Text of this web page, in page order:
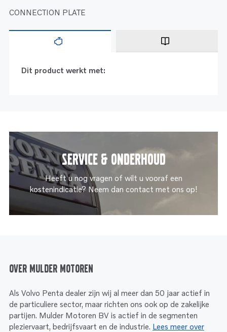
Reman – Industrie
CONNECTION PLATE
Dit product werkt met:
Service & onderhoud
Heeft u nog vragen of wilt u vooraf een
kostenindicatie? Neem dan contact met ons op!
Over Mulder Motoren
Als Volvo Penta dealer zijn wij al meer dan 50 jaar actief in
de particuliere sector, maar richten ons ook op de zakelijke
partijen. Mulder Motoren BV is actief in de segmenten
pleziervaart, bedrijfsvaart en de industrie. Lees meer over